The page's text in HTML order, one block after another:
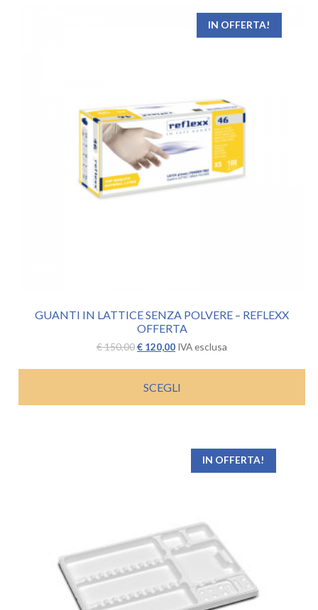
IN OFFERTA!
GUANTI IN LATTICE SENZA POLVERE – REFLEXX
OFFERTA
€150,00Il
originale
era:
€ 150,00.
€ 120,00Il
attuale
è:
€ 120,00.
IVA esclusa
SCEGLI
IN OFFERTA!